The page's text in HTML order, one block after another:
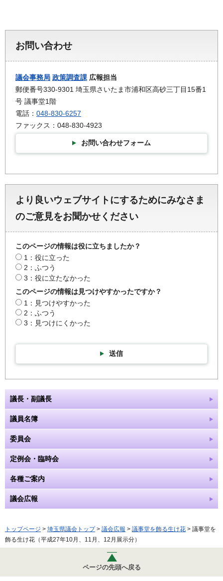
お問い合わせ
議会事務局 政策調査課 広報担当
郵便番号330-9301 埼玉県さいたま市浦和区高砂三丁目15番1
号 議事堂1階
電話： 048-830-6257
ファックス：048-830-4923
お問い合わせフォーム
より良いウェブサイトにするためにみなさま
のご意見をお聞かせください
このページの情報は役に立ちましたか？
1：役に立った
2：ふつう
3：役に立たなかった
このページの情報は見つけやすかったですか？
1：見つけやすかった
2：ふつう
3：見つけにくかった
送信
議長・副議長
議員名簿
委員会
定例会・臨時会
各種ご案内
議会広報
トップページ > 埼玉県議会トップ> 議会広報 > 議事堂を飾る生け花 > 議事堂を
飾る生け花（平成27年10月、11月、12月展示分）
ページの先頭へ戻る